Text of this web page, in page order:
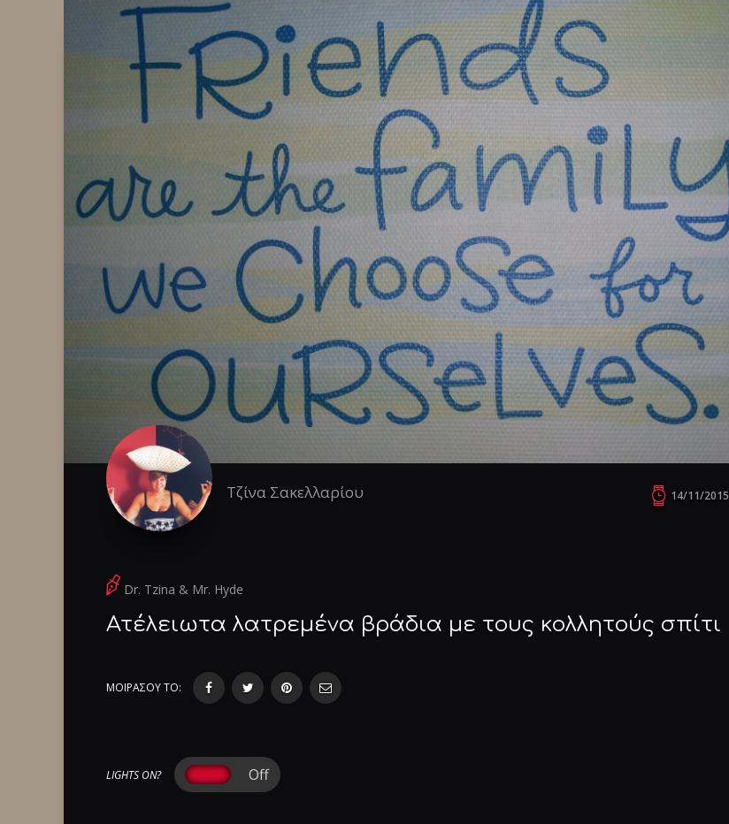
Τζίνα Σακελλαρίου 14/11/2015
Dr. Tzina & Mr. Hyde
Ατέλειωτα λατρεμένα βράδια με τους κολλητούς σπίτι
ΜΟΙΡΑΣΟΥ ΤΟ:
LIGHTS ON?